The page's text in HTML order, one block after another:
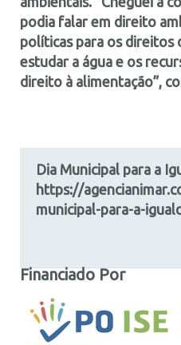
podia falar em direito
políticas para os direitos
estudar a água e os
direito à alimentação”,
Dia Municipal para a
https://
municipal-para-a-
Financiado Por